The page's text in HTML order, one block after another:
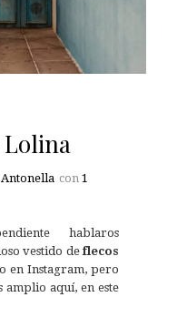
Lolina
Antonella con 1
hablaros
vestido deflecos
en Instagram, pero
amplio aquí, en este